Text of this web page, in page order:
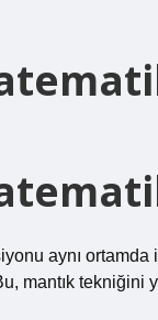
aynı
mantık